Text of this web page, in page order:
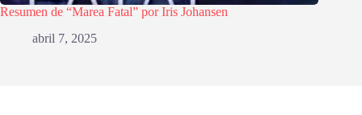
Resumen de “Marea Fatal” por Iris Johansen
abril 7, 2025